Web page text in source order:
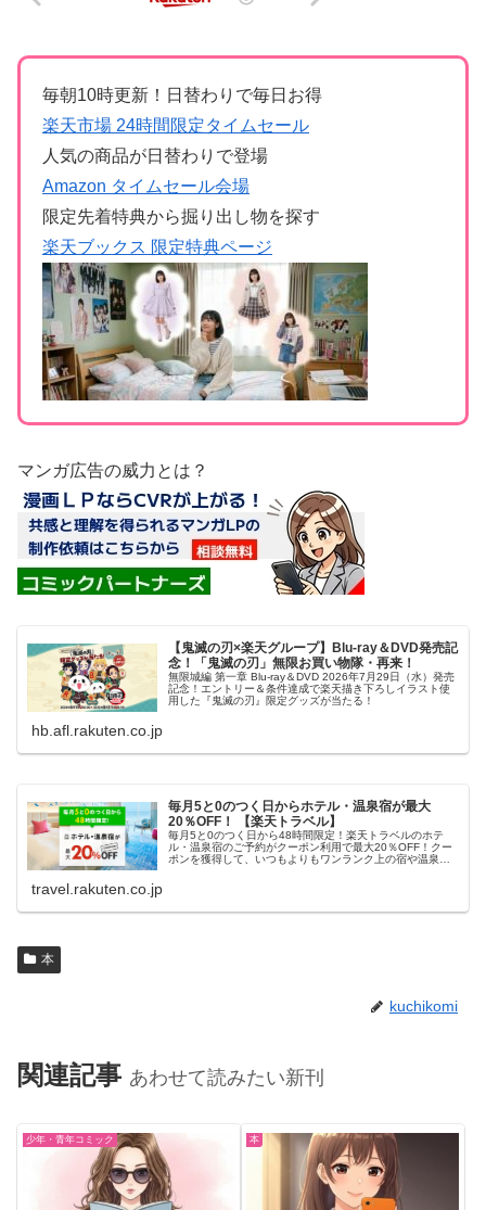
毎朝10時更新！日替わりで毎日お得
楽天市場 24時間限定タイムセール
人気の商品が日替わりで登場
Amazon タイムセール会場
限定先着特典から掘り出し物を探す
楽天ブックス 限定特典ページ
マンガ広告の威力とは？
【鬼滅の刃×楽天グループ】Blu-ray＆DVD発売記
念！「鬼滅の刃」無限お買い物隊・再来！
無限城編 第一章 Blu-ray＆DVD 2026年7月29日（水）発売
記念！エントリー＆条件達成で楽天描き下ろしイラスト使
用した『鬼滅の刃』限定グッズが当たる！
hb.afl.rakuten.co.jp
毎月5と0のつく日からホテル・温泉宿が最大
20％OFF！ 【楽天トラベル】
毎月5と0のつく日から48時間限定！楽天トラベルのホテ
ル・温泉宿のご予約がクーポン利用で最大20％OFF！クー
ポンを獲得して、いつもよりもワンランク上の宿や温泉宿
travel.rakuten.co.jp
本
kuchikomi
関連記事 あわせて読みたい新刊
少年・青年コミック 本